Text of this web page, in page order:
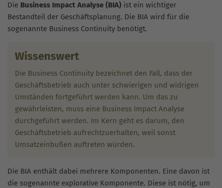
Die Business Impact Analyse (BIA) ist ein wichtiger
Bestandteil der Geschäftsplanung. Die BIA wird für die
sogenannte Business Continuity benötigt.
Wissenswert
Die Business Continuity bezeichnet den Fall, dass der
Geschäftsbetrieb auch unter schwierigen und widrigen
Umständen fortgeführt werden kann. Um das zu
gewährleisten, muss eine Business Impact Analyse
durchgeführt werden. Im Kern geht es darum, den
Geschäftsbetrieb aufrechtzuerhalten, weil sonst
Umsatzeinbußen auftreten würden.
Die BIA enthält dabei mehrere Komponenten. Eine davon ist
die sogenannte explorative Komponente. Diese ist nötig, um